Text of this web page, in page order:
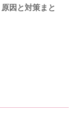
因と対策まと